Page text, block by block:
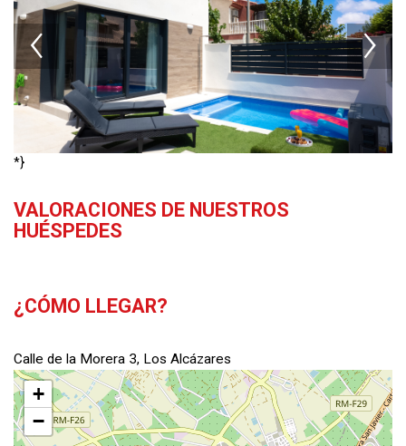
*}
VALORACIONES DE NUESTROS
HUÉSPEDES
¿CÓMO LLEGAR?
Calle de la Morera 3, Los Alcázares
+
−